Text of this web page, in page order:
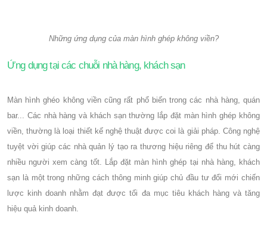
Những ứng dụng của màn hình ghép không viền?
Ứng dụng tại các chuỗi nhà hàng, khách sạn
Màn hình ghéo không viền cũng rất phổ biến trong các nhà hàng, quán
bar... Các nhà hàng và khách sạn thường lắp đặt màn hình ghép không
viền, thường là loại thiết kế nghệ thuật được coi là giải pháp. Công nghệ
tuyệt vời giúp các nhà quản lý tạo ra thương hiệu riêng để thu hút càng
nhiều người xem càng tốt. Lắp đặt màn hình ghép tại nhà hàng, khách
sạn là một trong những cách thông minh giúp chủ đầu tư đổi mới chiến
lược kinh doanh nhằm đạt được tối đa mục tiêu khách hàng và tăng
hiệu quả kinh doanh.